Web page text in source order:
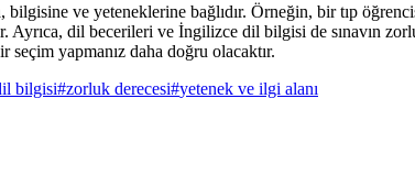
ve yeteneklerine bağlıdır. Örneğin, bir tıp
dil becerileri ve İngilizce dil bilgisi de sınavın
yapmanız daha doğru olacaktır.
bilgisi#zorluk derecesi#yetenek ve ilgi alanı